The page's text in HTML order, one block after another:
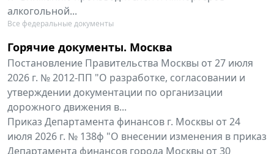
алкогольной...
Все федеральные документы
Горячие документы. Москва
Постановление Правительства Москвы от 27 июля
2026 г. № 2012-ПП "О разработке, согласовании и
утверждении документации по организации
дорожного движения в...
Приказ Департамента финансов г. Москвы от 24
июля 2026 г. № 138ф "О внесении изменения в приказ
Департамента финансов города Москвы от 30